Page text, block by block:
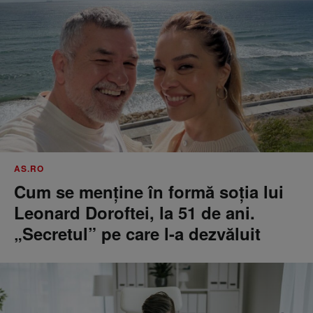
AS.RO
Cum se menţine în formă soţia lui
Leonard Doroftei, la 51 de ani.
„Secretul” pe care l-a dezvăluit